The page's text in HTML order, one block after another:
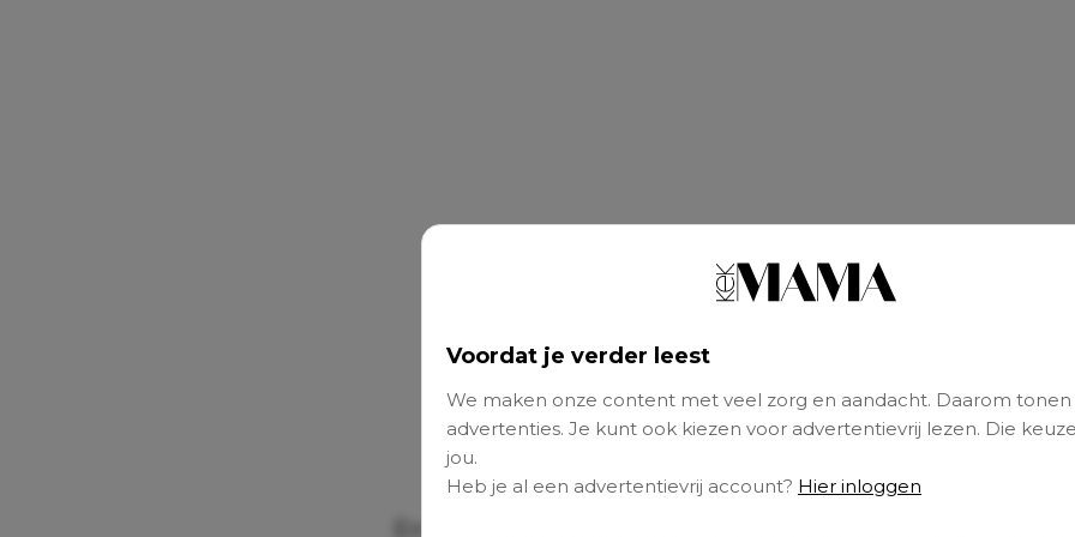
Voordat je verder leest
We maken onze content met veel zorg en aandacht. Daarom tonen
advertenties. Je kunt ook kiezen voor advertentievrij lezen. Die
jou.
Heb je al een advertentievrij account? Hier inloggen